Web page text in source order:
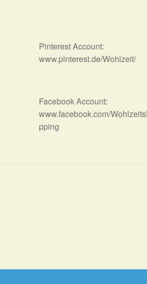
Pinterest Account:
www.pinterest.de/Wohlzeit/
Facebook Account:
www.facebook.com/
pping